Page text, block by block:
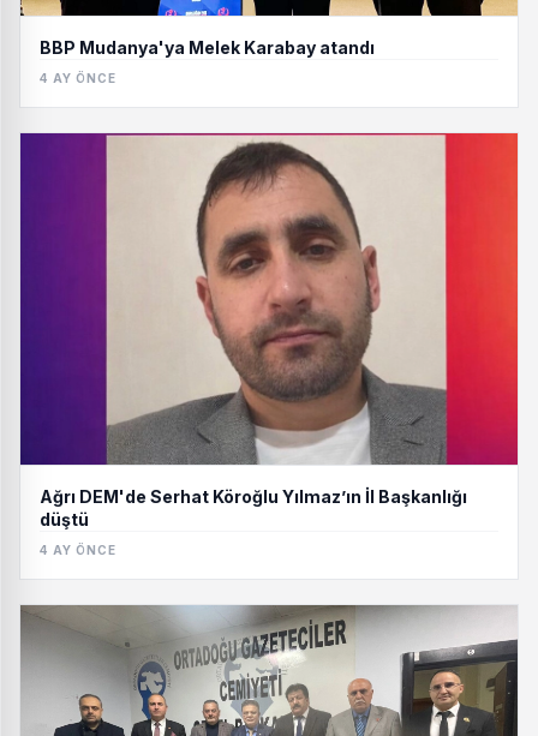
BBP Mudanya'ya Melek Karabay atandı
4 AY ÖNCE
Ağrı DEM'de Serhat Köroğlu Yılmaz’ın İl Başkanlığı
düştü
4 AY ÖNCE